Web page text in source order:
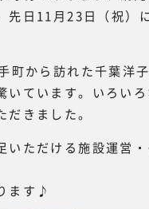
先日11月23日（祝）
から訪れた千葉洋子
ています。いろいろ
きました。
ただける施設運営
ます♪